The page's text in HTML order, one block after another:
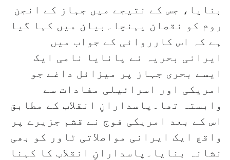
بنایا، جس کے نتیجے میں جہاز کے انجن
روم کو نقصان پہنچا۔بیان میں کہا گیا
ہے کہ اس کارروائی کے جواب میں
ایرانی بحریہ نے پانایا نامی ایک
ایسے بحری جہاز پر میزائل داغے جو
امریکی اور اسرائیلی مفادات سے
وابستہ تھا۔پاسدارانِ انقلاب کے مطابق
اس کے بعد امریکی فوج نے قشم جزیرے پر
واقع ایک ایرانی مواصلاتی ٹاور کو بھی
نشانہ بنایا۔پاسدارانِ انقلاب کا کہنا